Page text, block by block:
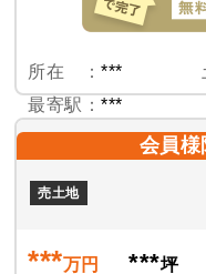
所在 ：***
最寄駅：***
会員
売土地
***万円 ***坪